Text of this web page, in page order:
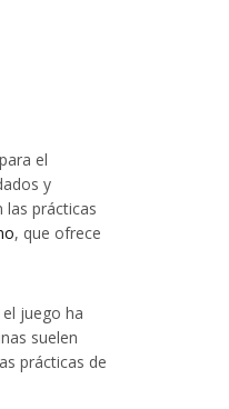
el
y
las prácticas
, que ofrece
juego ha
suelen
prácticas de